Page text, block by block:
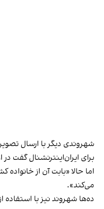
شهروندی دیگر با ارسال
برای ایران‌اینترنشنال گفت
اما حالا «بابت آن از
می‌کند».
ده‌ها شهروند نیز با استفاده